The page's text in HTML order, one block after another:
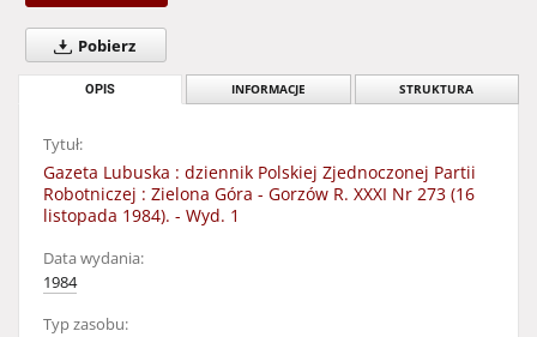
Pobierz
OPIS INFORMACJE STRUKTURA
Tytuł:
Gazeta Lubuska : dziennik Polskiej Zjednoczonej Partii
Robotniczej : Zielona Góra - Gorzów R. XXXI Nr 273 (16
listopada 1984). - Wyd. 1
Data wydania:
1984
Typ zasobu: